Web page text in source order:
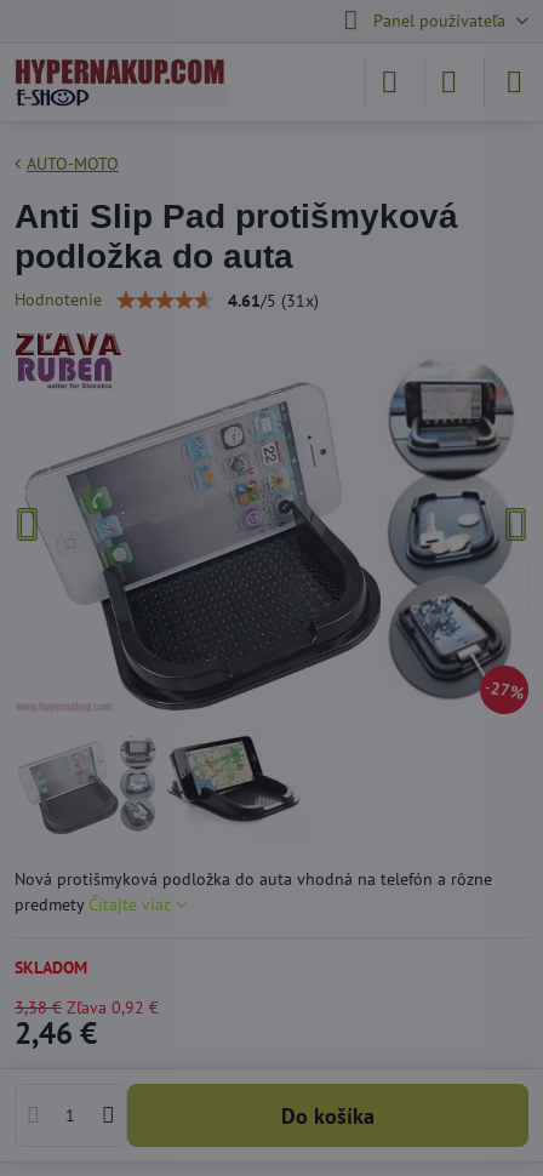
Panel používateľa
27%
AUTO-MOTO
Anti Slip Pad protišmyková
podložka do auta
Hodnotenie 4.61/5 (31 x)
Nová protišmyková podložka do auta vhodná na telefón a rôzne
predmety Čítajte viac
SKLADOM
3,38 € Zľava 0,92 €
2,46 €
Do košíka